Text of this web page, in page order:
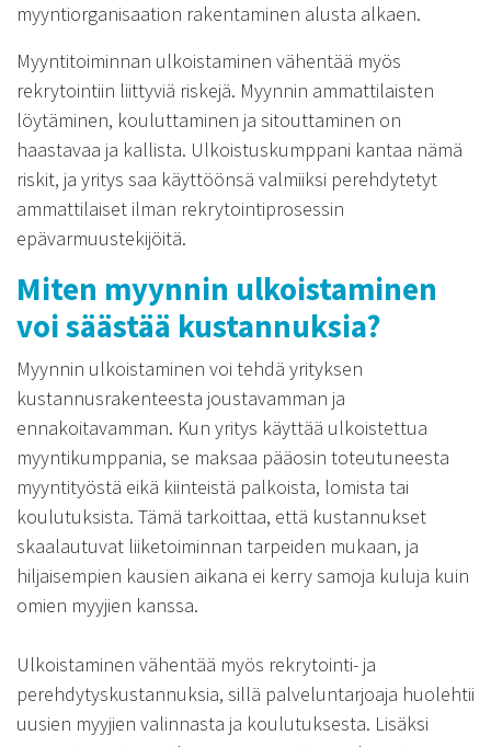
myyntiorganisaation rakentaminen alusta alkaen.
Myyntitoiminnan ulkoistaminen vähentää myös
rekrytointiin liittyviä riskejä. Myynnin ammattilaisten
löytäminen, kouluttaminen ja sitouttaminen on
haastavaa ja kallista. Ulkoistuskumppani kantaa nämä
riskit, ja yritys saa käyttöönsä valmiiksi perehdytetyt
ammattilaiset ilman rekrytointiprosessin
epävarmuustekijöitä.
Miten myynnin ulkoistaminen
voi säästää kustannuksia?
Myynnin ulkoistaminen voi tehdä yrityksen
kustannusrakenteesta joustavamman ja
ennakoitavamman. Kun yritys käyttää ulkoistettua
myyntikumppania, se maksaa pääosin toteutuneesta
myyntityöstä eikä kiinteistä palkoista, lomista tai
koulutuksista. Tämä tarkoittaa, että kustannukset
skaalautuvat liiketoiminnan tarpeiden mukaan, ja
hiljaisempien kausien aikana ei kerry samoja kuluja kuin
omien myyjien kanssa.
Ulkoistaminen vähentää myös rekrytointi- ja
perehdytyskustannuksia, sillä palveluntarjoaja huolehtii
uusien myyjien valinnasta ja koulutuksesta. Lisäksi